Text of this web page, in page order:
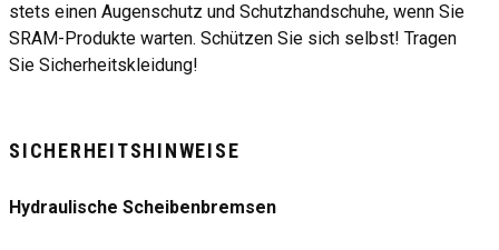
stets einen Augenschutz und Schutzhandschuhe, wenn Sie
SRAM-Produkte warten. Schützen Sie sich selbst! Tragen
Sie Sicherheitskleidung!
SICHERHEITSHINWEISE
Hydraulische Scheibenbremsen